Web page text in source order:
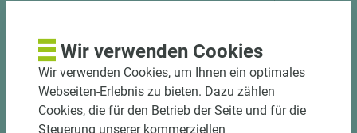
Wir verwenden Cookies
Wir verwenden Cookies, um Ihnen ein optimales
Webseiten-Erlebnis zu bieten. Dazu zählen
Cookies, die für den Betrieb der Seite und für die
Steuerung unserer kommerziellen